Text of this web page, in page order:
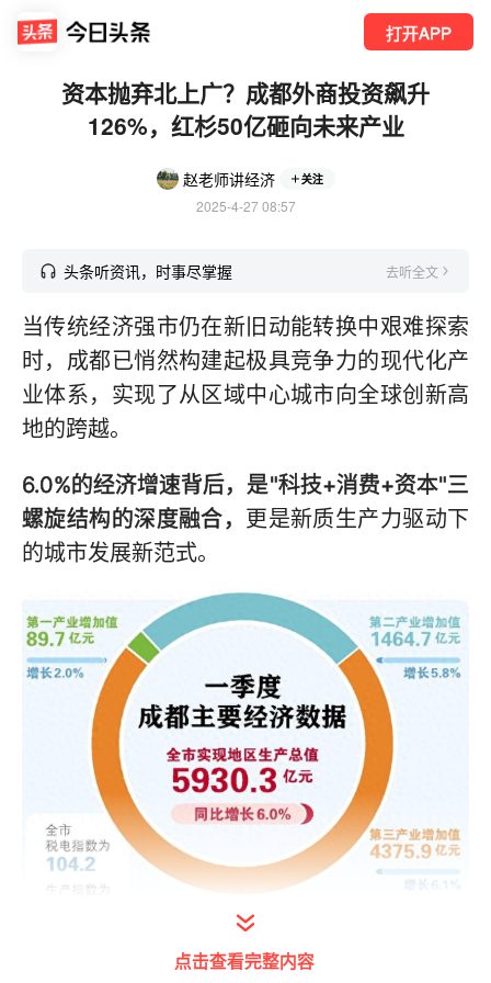
打开APP
资本抛弃北上广？成都外商投资飙升
126%，红杉50亿砸向未来产业
赵老师讲经济 关注
2025-4-27 08:57
头条听资讯，时事尽掌握 去听全文
当传统经济强市仍在新旧动能转换中艰难探索
时，成都已悄然构建起极具竞争力的现代化产
业体系，实现了从区域中心城市向全球创新高
地的跨越。
6.0%的经济增速背后，是"科技+消费+资本"三
螺旋结构的深度融合， 更是新质生产力驱动下
的城市发展新范式。
点击查看完整内容